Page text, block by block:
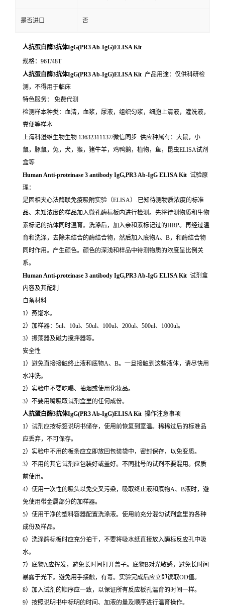
是否进口 否
人抗蛋白酶3抗体IgG(PR3 Ab-IgG)ELISA Kit
规格：96T/48T
人抗蛋白酶3抗体IgG(PR3 Ab-IgG)ELISA Kit 产品用途：仅供科研检
测，不得用于临床
特色服务： 免费代测
检测样本种类：血清，血浆，尿液，组织匀浆，细胞上清液，灌洗液，
粪便等样本
上海科澄维生物生物 13632311137/微信同步 供应种属有：大鼠，小
鼠，豚鼠，兔，犬，猴，猪牛羊，鸡鸭鹅，植物，鱼，昆虫ELISA试剂
盒等
Human Anti-proteinase 3 antibody IgG,PR3 Ab-IgG ELISA Kit 试验原
理：
是固相夹心法酶联免疫吸附实验（ELISA）.已知待测物质浓度的标准
品、未知浓度的样品加入微孔酶标板内进行检测。先将待测物质和生物
素标记的抗体同时温育。洗涤后，加入亲和素标记过的HRP。再经过温
育和洗涤，去除未结合的酶结合物，然后加入底物A、B，和酶结合物
同时作用。产生颜色。颜色的深浅和样品中待测物质的浓度呈比例关
系。
Human Anti-proteinase 3 antibody IgG,PR3 Ab-IgG ELISA Kit 试剂盒
内容及其配制
自备材料
1）蒸馏水。
2）加样器：5ul、10ul、50ul、100ul、200ul、500ul、1000ul。
3）振荡器及磁力搅拌器等。
安全性
1）避免直接接触终止液和底物A、B。一旦接触到这些液体，请尽快用
水冲洗。
2）实验中不要吃喝、抽烟或使用化妆品。
3）不要用嘴吸取试剂盒里的任何成份。
人抗蛋白酶3抗体IgG(PR3 Ab-IgG)ELISA Kit 操作注意事项
1）试剂应按标签说明书储存，使用前恢复到室温。稀稀过后的标准品
应丢弃，不可保存。
2）实验中不用的板条应立即放回包装袋中，密封保存，以免变质。
3）不用的其它试剂应包装好或盖好。不同批号的试剂不要混用。保质
前使用。
4）使用一次性的吸头以免交叉污染，吸取终止液和底物A、B液时，避
免使用带金属部分的加样器。
5）使用干净的塑料容器配置洗涤液。使用前充分混匀试剂盒里的各种
成份及样品。
6）洗涤酶标板时应充分拍干，不要将吸水纸直接放入酶标反应孔中吸
水。
7）底物A应挥发，避免长时间打开盖子。底物B对光敏感，避免长时间
暴露于光下。避免用手接触，有毒。实验完成后应立即读取OD值。
8）加入试剂的顺序应一致，以保证所有反应板孔温育的时间一样。
9）按照说明书中标明的时间、加液的量及顺序进行温育操作。